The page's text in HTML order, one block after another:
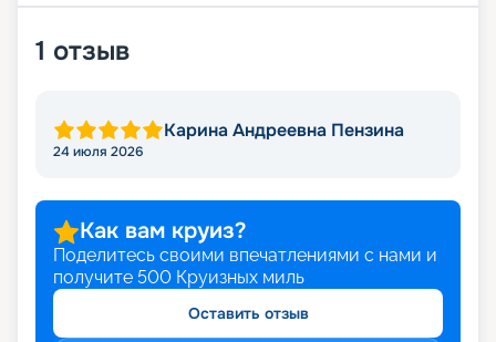
1 отзыв
Карина Андреевна Пензина
24 июля 2026
Как вам круиз?
Поделитесь своими впечатлениями с нами и
получите 500 Круизных миль
Оставить отзыв